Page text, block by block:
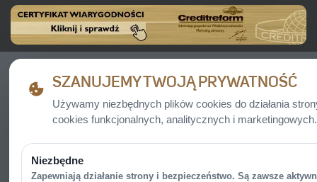
SZANUJEMY TWOJĄ PRYWATNOŚĆ
Używamy niezbędnych plików cookies do działania
cookies funkcjonalnych, analitycznych i marketingowych.
Niezbędne
Zapewniają działanie strony i bezpieczeństwo. Są zawsze